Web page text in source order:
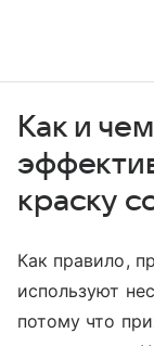
Как и
краску
Как правило,
используют
потому что